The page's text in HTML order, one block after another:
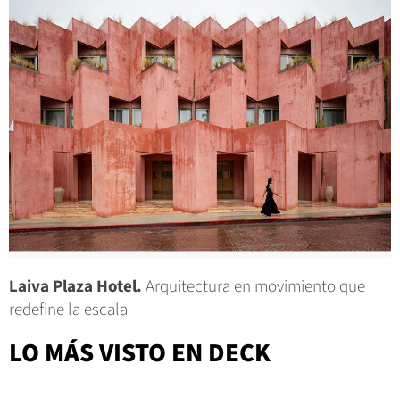
Laiva Plaza Hotel.Arquitectura en movimiento que
redefine la escala
LO MÁS VISTO EN DECK